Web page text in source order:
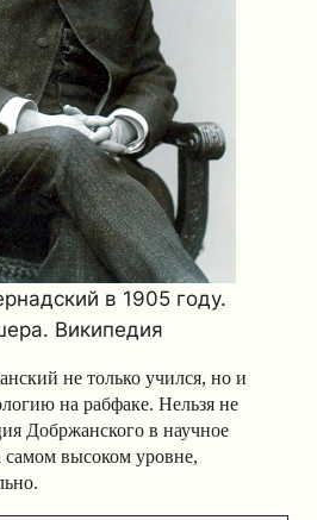
в 1905 году.
Википедия
не только учился, но и
на рабфаке. Нельзя не
Добржанского в научное
высоком уровне,